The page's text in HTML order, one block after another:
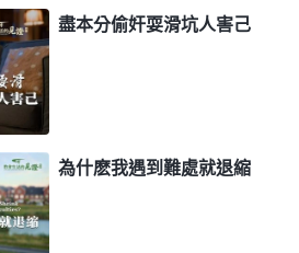
，我願意向你悔改，求你鑒察
」
己總是見難就退這是什麽原因
話：「
求的、讓你所活出的也不是額
這麽多
你的靈嗎？刑罰審判不能使你
盡本分偷奸耍滑坑人害己
為什麽我遇到難處就退縮